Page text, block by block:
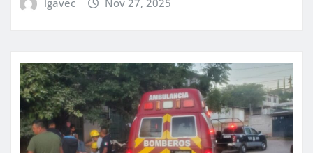
igavec Nov 27, 2025